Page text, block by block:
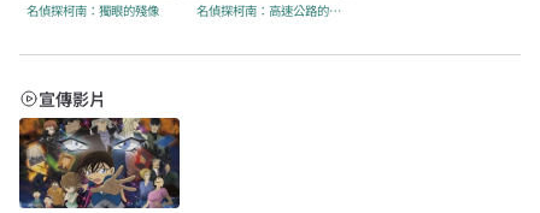
名偵探柯南：獨眼的殘像 名偵探柯南：高速公路的墮天使
宣傳影片